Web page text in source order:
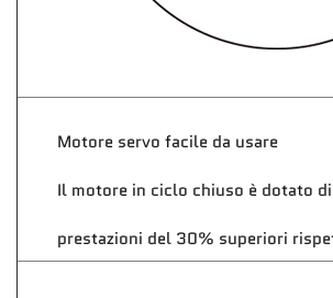
Motore servo facile da usare
Il motore in ciclo chiuso è dotato
prestazioni del 30% superiori